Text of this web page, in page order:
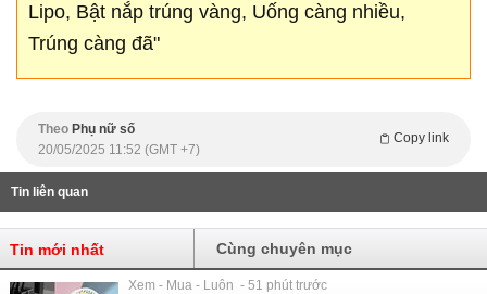
Lipo, Bật nắp trúng vàng, Uống càng nhiều,
Trúng càng đã"
Theo Phụ nữ số
Copy link
20/05/2025 11:52 (GMT +7)
Tin liên quan
Tin mới nhất Cùng chuyên mục
Xem - Mua - Luôn - 51 phút trước